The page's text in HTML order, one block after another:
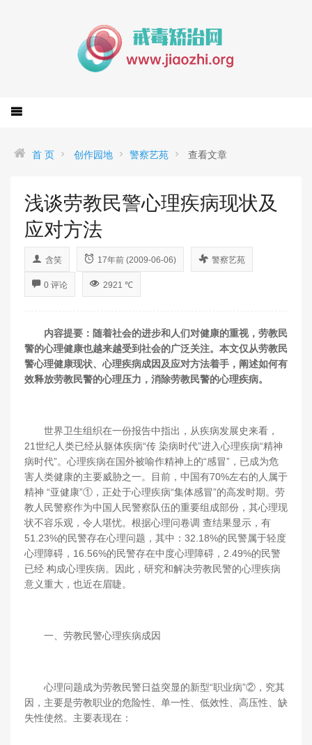
首 页 创作园地 警察艺苑 查看文章
浅谈劳教民警心理疾病现状及
应对方法
含笑 17年前 (2009-06-06) 警察艺苑
0 评论 2921 ℃
内容提要：随着社会的进步和人们对健康的重视，劳教民
警的心理健康也越来越受到社会的广泛关注。本文仅从劳教民
警心理健康现状、心理疾病成因及应对方法着手，阐述如何有
效释放劳教民警的心理压力，消除劳教民警的心理疾病。
世界卫生组织在一份报告中指出，从疾病发展史来看，
21世纪人类已经从躯体疾病“传 染病时代”进入心理疾病“精神
病时代”。心理疾病在国外被喻作精神上的“感冒”，已成为危
害人类健康的主要威胁之一。目前，中国有70%左右的人属于
精神 “亚健康”①，正处于心理疾病“集体感冒”的高发时期。劳
教人民警察作为中国人民警察队伍的重要组成部份，其心理现
状不容乐观，令人堪忧。根据心理问卷调 查结果显示，有
51.23%的民警存在心理问题，其中：32.18%的民警属于轻度
心理障碍，16.56%的民警存在中度心理障碍，2.49%的民警
已经 构成心理疾病。因此，研究和解决劳教民警的心理疾病
意义重大，也近在眉睫。
一、劳教民警心理疾病成因
心理问题成为劳教民警日益突显的新型“职业病”②，究其
因，主要是劳教职业的危险性、单一性、低效性、高压性、缺
失性使然。主要表现在：